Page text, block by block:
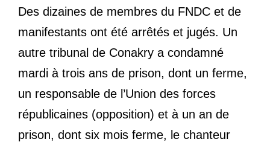
Des dizaines de membres du FNDC et de
manifestants ont été arrêtés et jugés. Un
autre tribunal de Conakry a condamné
mardi à trois ans de prison, dont un ferme,
un responsable de l’Union des forces
républicaines (opposition) et à un an de
prison, dont six mois ferme, le chanteur